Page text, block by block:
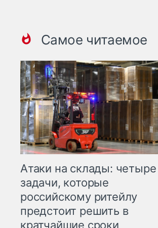
Самое читаемое
Атаки на склады: четыре
задачи, которые
российскому ритейлу
предстоит решить в
кратчайшие сроки